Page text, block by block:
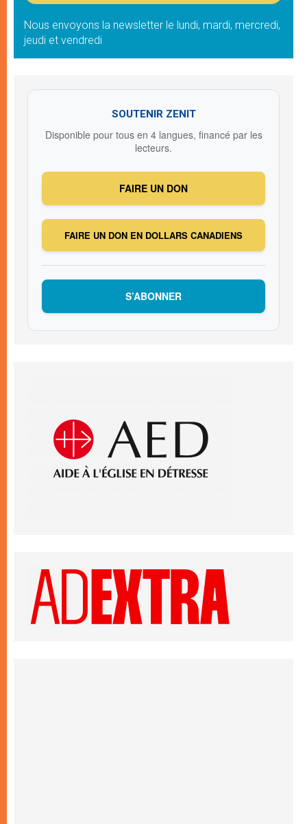
Nous envoyons la newsletter le lundi, mardi, mercredi,
jeudi et vendredi
SOUTENIR ZENIT
Disponible pour tous en 4 langues, financé par les
lecteurs.
FAIRE UN DON
FAIRE UN DON EN DOLLARS CANADIENS
S’ABONNER